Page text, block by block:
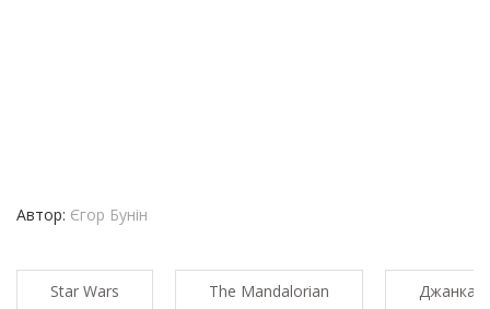
Автор: Єгор Бунін
Star Wars The Mandalorian